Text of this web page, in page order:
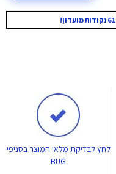
לחץלבדיקת מלאי המוצר בסניפי
BUG